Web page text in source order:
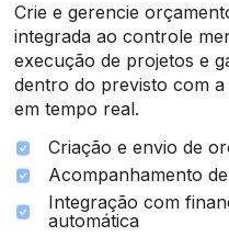
Crie e gerencie
integrada ao controle
execução de projetos e
dentro do previsto com
em tempo real.
Criação e envio de
Acompanhamento
Integração com
automática